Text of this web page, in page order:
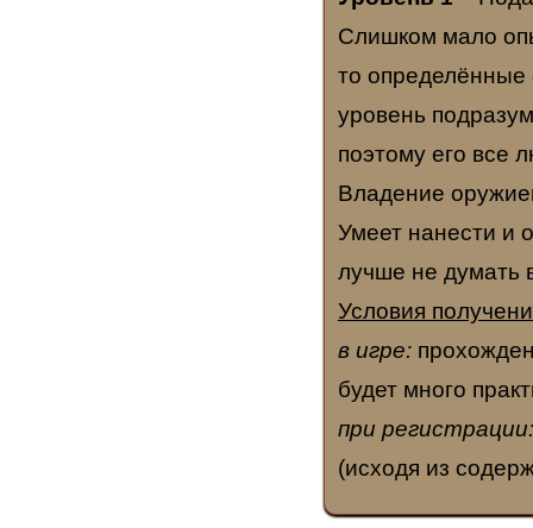
Слишком мало
то определённые
уровень
поэтому его все
Владение
Умеет нанести и
лучше не думать
Условия
в игре:
будет много
при
(исходя из